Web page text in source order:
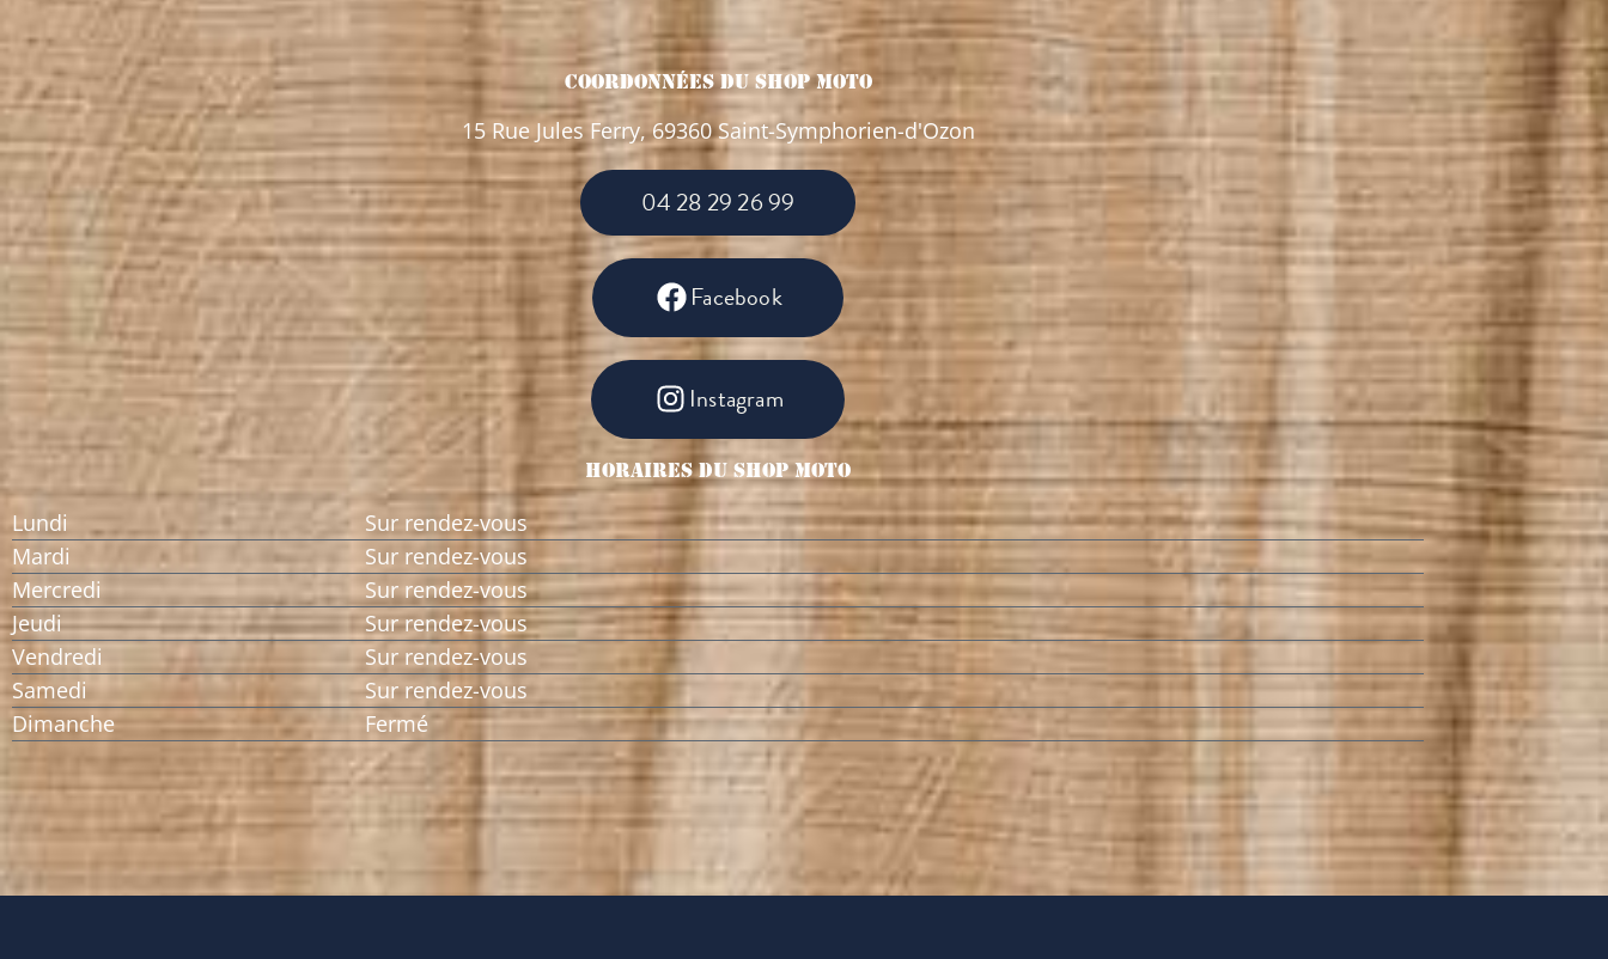
Coordonnées Du Shop Moto
15 Rue Jules Ferry, 69360 Saint-Symphorien-d'Ozon
04 28 29 26 99
Facebook
Instagram
Horaires Du Shop Moto
Lundi
Sur rendez-vous
Mardi
Sur rendez-vous
Mercredi
Sur rendez-vous
Jeudi
Sur rendez-vous
Vendredi
Sur rendez-vous
Samedi
Sur rendez-vous
Dimanche
Fermé